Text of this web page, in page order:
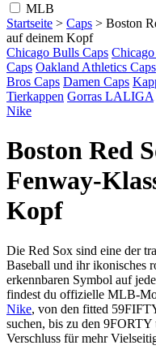
MLB
Startseite > Caps > Boston
auf deinem Kopf
Chicago Bulls Caps
Caps Oakland Athletics Caps
Bros Caps Damen Caps
Tierkappen Gorras LALIGA
Nike
Boston Red
Fenway-
Kopf
Die Red Sox sind eine der
Baseball und ihr ikonisches
erkennbaren Symbol auf
findest du offizielle MLB-
Nike, von den fitted
suchen, bis zu den
Verschluss für mehr